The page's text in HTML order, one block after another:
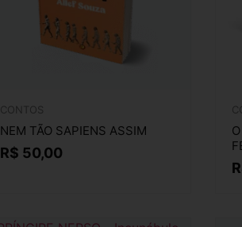
CONTOS
NEM TÃO SAPIENS ASSIM
R$ 50,00